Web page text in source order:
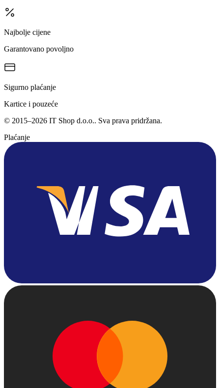
Najbolje cijene
Garantovano povoljno
Sigurno plaćanje
Kartice i pouzeće
© 2015–2026 IT Shop d.o.o.. Sva prava pridržana.
Plaćanje